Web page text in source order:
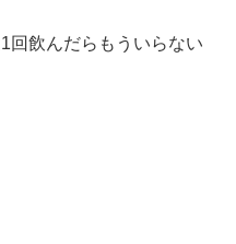
回飲んだらもういらない